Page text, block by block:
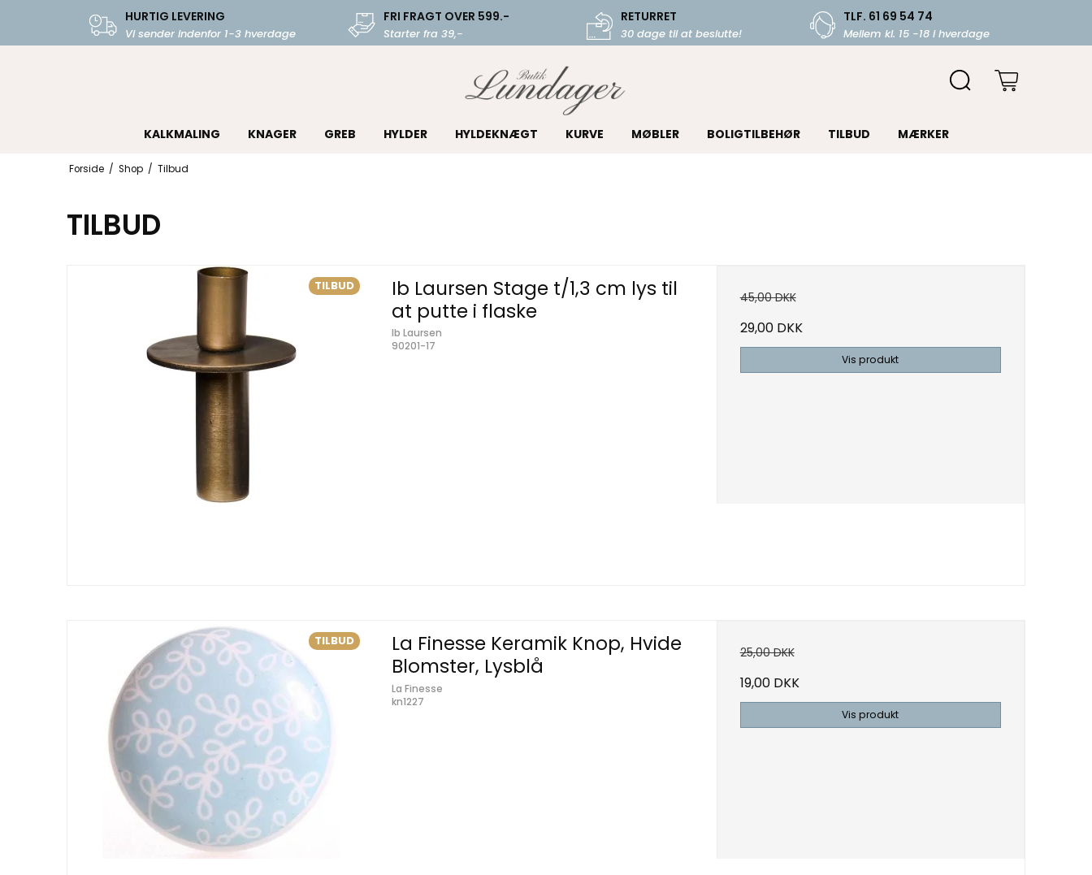
HURTIG LEVERING
Vi sender indenfor 1-3 hverdage
FRI FRAGT OVER 599.-
Starter fra 39,-
RETURRET
30 dage til at beslutte!
TLF. 61 69 54 74
Mellem kl. 15 -18 i hverdage
KALKMALING KNAGER GREB HYLDER HYLDEKNÆGT KURVE MØBLER BOLIGTILBEHØR TILBUD MÆRKER
Forside / Shop / Tilbud
TILBUD
TILBUD
Ib Laursen Stage t/1,3 cm lys til
at putte i flaske
Ib Laursen
90201-17
45,00 DKK
29,00 DKK
Vis produkt
TILBUD
La Finesse Keramik Knop, Hvide
Blomster, Lysblå
La Finesse
kn1227
25,00 DKK
19,00 DKK
Vis produkt